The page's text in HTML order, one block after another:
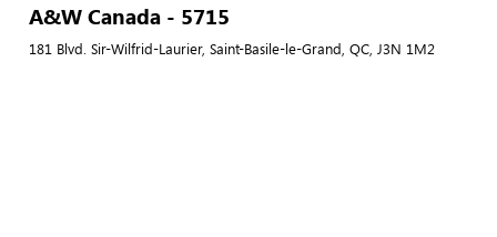
A&W Canada - 5715
181 Blvd. Sir-Wilfrid-Laurier, Saint-Basile-le-Grand, QC, J3N 1M2